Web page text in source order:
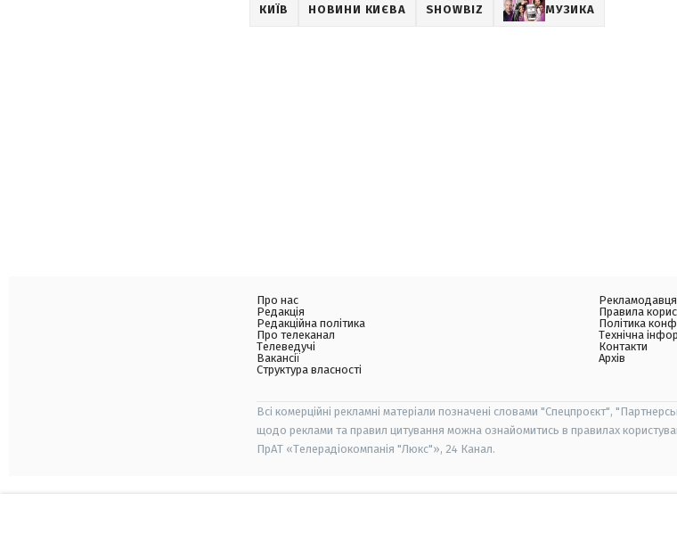
КИЇВ НОВИНИ КИЄВА SHOWBIZ МУЗИКА
Про нас
Редакція
Редакційна політика
Про телеканал
Телеведучі
Вакансії
Структура власності
Правила
Політика
Технічна
Контакти
Архів
Всі комерційні рекламні матеріали позначені словами "Спецпроєкт",
щодо реклами та правил цитування можна ознайомитись в правилах
ПрАТ «Телерадіокомпанія "Люкс"», 24 Канал.